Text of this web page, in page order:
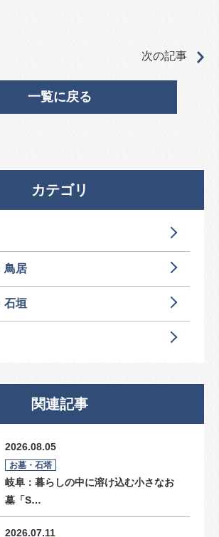
次の記事
一覧に戻る
カテゴリ
鳥居
石垣
関連記事
2026.08.05
お墓・石塔
岐阜：暮らしの中に溶け込む小さなお
墓「S…
2026.07.11